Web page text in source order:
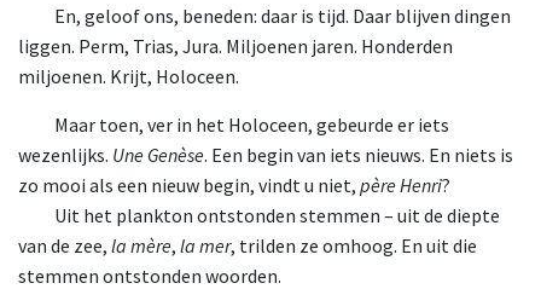
En, geloof ons, beneden: daar is tijd. Daar blijven dingen
liggen. Perm, Trias, Jura. Miljoenen jaren. Honderden
miljoenen. Krijt, Holoceen.
Maar toen, ver in het Holoceen, gebeurde er iets
wezenlijks. Une Genèse. Een begin van iets nieuws. En niets is
zo mooi als een nieuw begin, vindt u niet, père Henri?
Uit het plankton ontstonden stemmen – uit de diepte
van de zee, la mère, la mer, trilden ze omhoog. En uit die
stemmen ontstonden woorden.